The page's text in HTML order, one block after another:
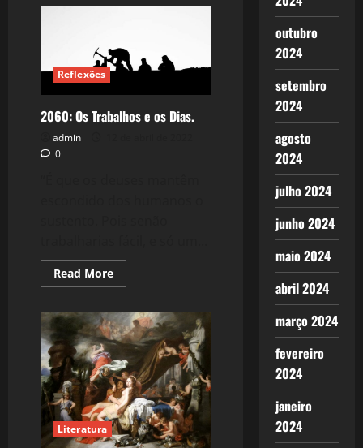
viver.
Reflexões
2060: Os Trabalhos e os Dias.
admin
0
Read MoreRead
more
Os
Trabalhos
e
Dias.
Literatura
outubro
2024
setembro
2024
agosto
2024
julho 2024
junho 2024
maio 2024
abril 2024
março 2024
fevereiro
2024
janeiro
2024